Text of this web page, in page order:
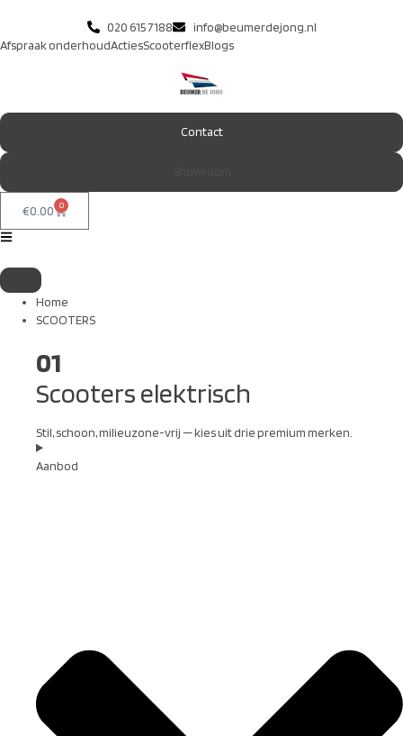
020 615 7188
info@beumerdejong.nl
Afspraak onderhoudActiesScooterflexBlogs
Contact
€0.00 0
Home
SCOOTERS
01
Scooters elektrisch
Stil, schoon, milieuzone-vrij — kies uit drie premium merken.
Aanbod